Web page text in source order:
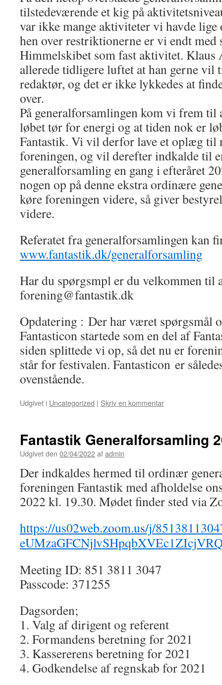
tilstedeværende et kig på
var ikke mange aktiviteter vi havde
hen over restriktionerne er vi endt med
Himmelskibet som fast aktivitet. Klaus
allerede tidligere luftet at han gerne vil
redaktør, og det er ikke lykkedes at
over.
På generalforsamlingen kom vi frem til
løbet tør for energi og at tiden nok er
Fantastik. Vi vil derfor lave et oplæg til
foreningen, og vil derefter indkalde til
generalforsamling en gang i efteråret
nogen op på denne ekstra ordinære
køre foreningen videre, så giver
videre.
Referatet fra generalforsamlingen kan
www.fantastik.dk/generalforsamling
Har du spørgsmpl er du velkommen til
forening@fantastik.dk
Opdatering : Der har været spørgsmål
Fantasticon startede som en del af
siden splittede vi op, så det nu er
står for festivalen. Fantasticon er
ovenstående.
Udgivet i Uncategorized | Skriv en kommentar
Fantastik Generalforsamling
Udgivet den 02/04/2022afadmin
Der indkaldes hermed til ordinær
foreningen Fantastik med afholdelse
2022 kl. 19.30. Mødet finder sted via
https://us02web.zoom.us/j/
Meeting ID: 851 3811 3047
Passcode: 371255
Dagsorden;
1. Valg af dirigent og referent
2. Formandens beretning for 2021
3. Kassererens beretning for 2021
4. Godkendelse af regnskab for 2021